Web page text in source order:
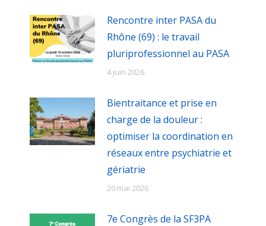
Rencontre inter PASA du
Rhône (69) : le travail
pluriprofessionnel au PASA
4 juin 2026
Bientraitance et prise en
charge de la douleur :
optimiser la coordination en
réseaux entre psychiatrie et
gériatrie
20 mai 2026
7e Congrès de la SF3PA